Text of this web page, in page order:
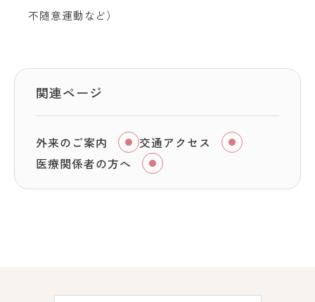
不随意運動など）
関連ページ
外来のご案内
交通アクセス
医療関係者の方へ